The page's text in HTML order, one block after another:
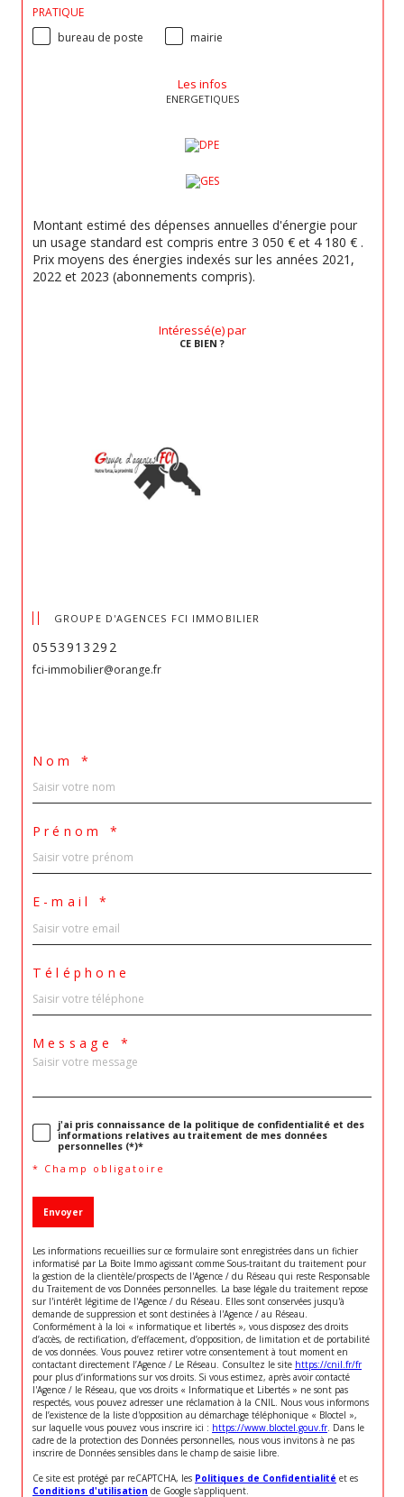
PRATIQUE
bureau de poste
mairie
Les infos
ENERGETIQUES
Montant estimé des dépenses annuelles d'énergie pour
un usage standard est compris entre 3 050 € et 4 180 € .
Prix moyens des énergies indexés sur les années 2021,
2022 et 2023 (abonnements compris).
Intéressé(e) par
CE BIEN ?
GROUPE D'AGENCES FCI IMMOBILIER
0553913292
fci-immobilier@orange.fr
Nom *
Prénom *
E-mail *
Téléphone
Message *
j'ai pris connaissance de la politique de confidentialité et des
informations relatives au traitement de mes données
personnelles (*)*
* Champ obligatoire
Envoyer
Les informations recueillies sur ce formulaire sont enregistrées dans un fichier
informatisé par La Boite Immo agissant comme Sous-traitant du traitement pour
la gestion de la clientèle/prospects de l'Agence / du Réseau qui reste Responsable
du Traitement de vos Données personnelles. La base légale du traitement repose
sur l'intérêt légitime de l'Agence / du Réseau. Elles sont conservées jusqu'à
demande de suppression et sont destinées à l'Agence / au Réseau.
Conformément à la loi « informatique et libertés », vous disposez des droits
d’accès, de rectification, d’effacement, d’opposition, de limitation et de portabilité
de vos données. Vous pouvez retirer votre consentement à tout moment en
contactant directement l’Agence / Le Réseau. Consultez le site https://cnil.fr/fr
pour plus d’informations sur vos droits. Si vous estimez, après avoir contacté
l'Agence / le Réseau, que vos droits « Informatique et Libertés » ne sont pas
respectés, vous pouvez adresser une réclamation à la CNIL. Nous vous informons
de l’existence de la liste d'opposition au démarchage téléphonique « Bloctel »,
sur laquelle vous pouvez vous inscrire ici : https://www.bloctel.gouv.fr. Dans le
cadre de la protection des Données personnelles, nous vous invitons à ne pas
inscrire de Données sensibles dans le champ de saisie libre.
Ce site est protégé par reCAPTCHA, les Politiques de Confidentialité et es
Conditions d'utilisation de Google s'appliquent.